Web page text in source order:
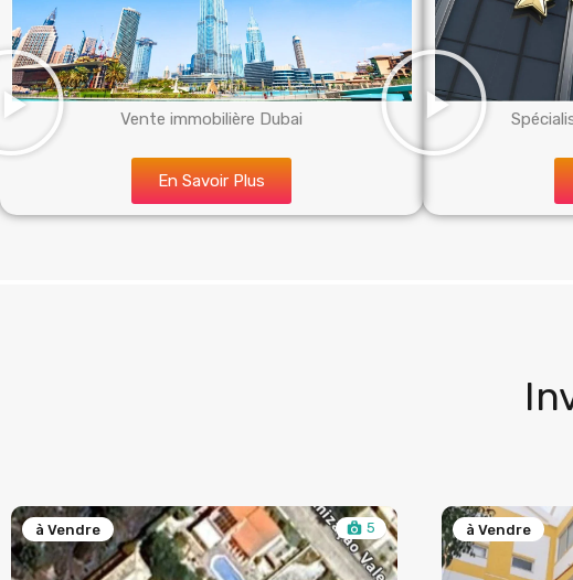
Vente immobilière Dubai
En Savoir Plus
à Vendre 5 à Vendre